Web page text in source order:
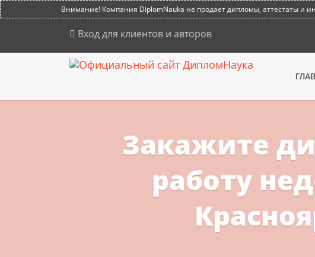
Внимание! Компания DiplomNauka не продает дипломы, аттестаты и
Вход для клиентов и авторов
Закажите
работу